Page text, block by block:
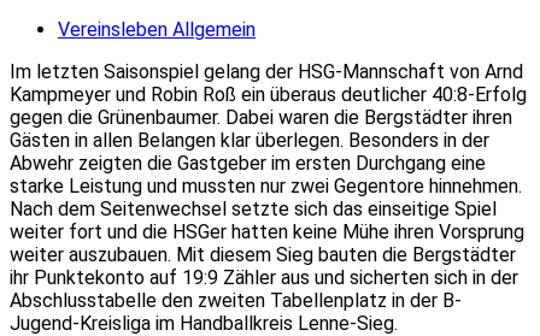
Vereinsleben Allgemein
Im letzten Saisonspiel gelang der HSG-Mannschaft von Arnd
Kampmeyer und Robin Roß ein überaus deutlicher 40:8-Erfolg
gegen die Grünenbaumer. Dabei waren die Bergstädter ihren
Gästen in allen Belangen klar überlegen. Besonders in der
Abwehr zeigten die Gastgeber im ersten Durchgang eine
starke Leistung und mussten nur zwei Gegentore hinnehmen.
Nach dem Seitenwechsel setzte sich das einseitige Spiel
weiter fort und die HSGer hatten keine Mühe ihren Vorsprung
weiter auszubauen. Mit diesem Sieg bauten die Bergstädter
ihr Punktekonto auf 19:9 Zähler aus und sicherten sich in der
Abschlusstabelle den zweiten Tabellenplatz in der B-
Jugend-Kreisliga im Handballkreis Lenne-Sieg.